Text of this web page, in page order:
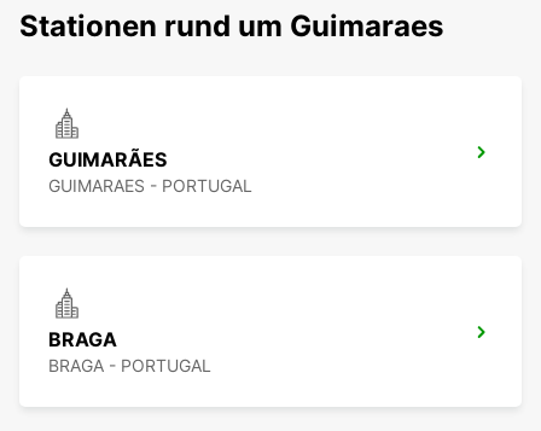
Stationen rund um Guimaraes
GUIMARÃES
GUIMARAES - PORTUGAL
BRAGA
BRAGA - PORTUGAL